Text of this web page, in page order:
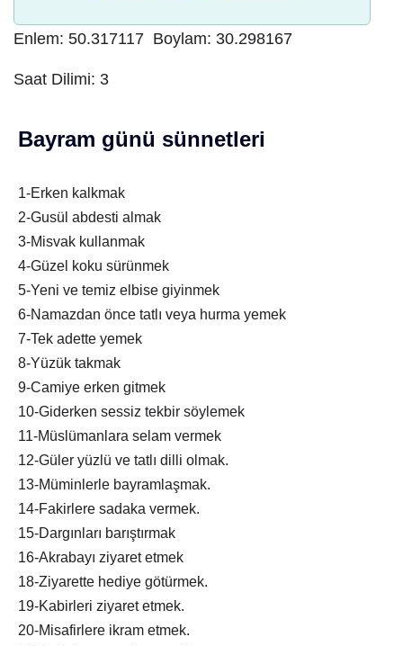
Enlem: 50.317117 Boylam: 30.298167
Saat Dilimi: 3
Bayram günü sünnetleri
1-Erken kalkmak
2-Gusül abdesti almak
3-Misvak kullanmak
4-Güzel koku sürünmek
5-Yeni ve temiz elbise giyinmek
6-Namazdan önce tatlı veya hurma yemek
7-Tek adette yemek
8-Yüzük takmak
9-Camiye erken gitmek
10-Giderken sessiz tekbir söylemek
11-Müslümanlara selam vermek
12-Güler yüzlü ve tatlı dilli olmak.
13-Müminlerle bayramlaşmak.
14-Fakirlere sadaka vermek.
15-Dargınları barıştırmak
16-Akrabayı ziyaret etmek
18-Ziyarette hediye götürmek.
19-Kabirleri ziyaret etmek.
20-Misafirlere ikram etmek.